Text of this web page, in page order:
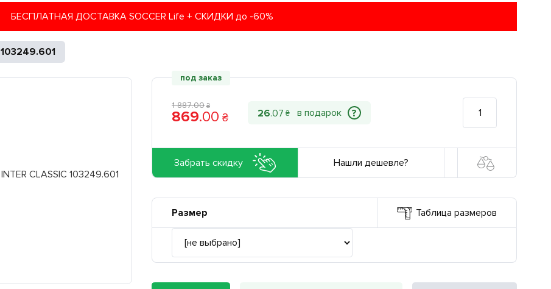
БЕСПЛАТНАЯ ДОСТАВКА SOCCER Life + СКИДКИ до -60%
103249.601
под заказ
1 887.00 ₴
869.00 ₴ 26.07 ₴ ?
Забрать скидку Нашли дешевле?
Размер Таблица размеров